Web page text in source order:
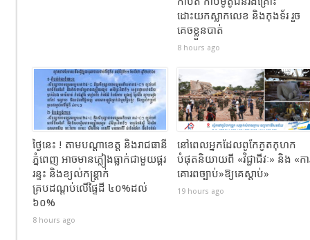
ដោះយកស្លាកលេខ និងកុងទ័រ រួច
គេចខ្លួនបាត់
8 hours ago
ថ្ងៃនេះ ! តាមបណ្តាខេត្ត និងរាជធានី
ភ្នំពេញ អាចមានភ្លៀងធ្លាក់ជាមួយផ្គរ
រន្ទះ និងខ្យល់កន្ត្រាក់
គ្របដណ្តប់លើផ្ទៃដី ៤០%ដល់
៦០%
8 hours ago
នៅពេលអ្នកដែលពូកែភូតកុហក
បំផុតនិយាយពី «វិជ្ជាជីវៈ» និង «កា
គោរពច្បាប់»ឱ្យគេស្តាប់»
19 hours ago